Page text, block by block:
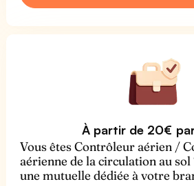
À partir de 20€
Vous êtes Contrôleur aérien /
aérienne de la circulation au sol
une mutuelle dédiée à votre